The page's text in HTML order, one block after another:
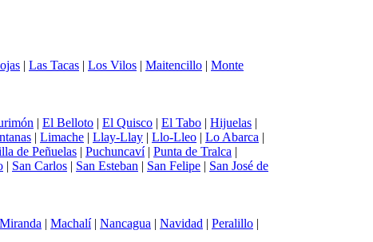
| Las Tacas | Los Vilos | Maitencillo | Monte
| El Belloto | El Quisco | El Tabo | Hijuelas |
| Limache | Llay-Llay | Llo-Lleo | Lo Abarca |
de Peñuelas | Puchuncaví| Punta de Tralca |
| San Carlos | San Esteban | San Felipe | San José de
| Machalí| Nancagua | Navidad | Peralillo |